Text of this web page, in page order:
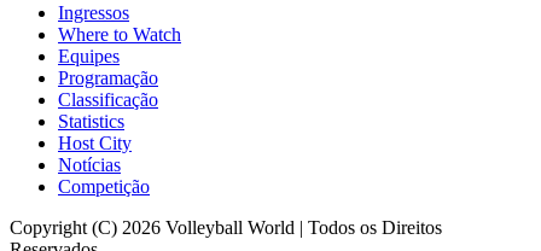
Ingressos
Where to Watch
Equipes
Programação
Classificação
Statistics
Host City
Notícias
Competição
Copyright (C) 2026 Volleyball World | Todos os Direitos